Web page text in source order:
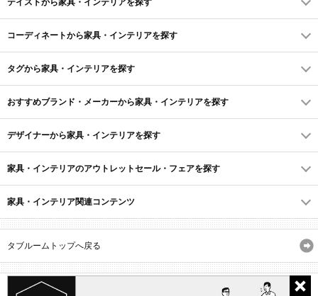
テイストから家具・インテリアを探す
コーディネートから家具・インテリアを探す
タグから家具・インテリアを探す
おすすめブランド・メーカーから家具・インテリアを探す
デザイナーから家具・インテリアを探す
家具・インテリアのアウトレットセール・フェアを探す
家具・インテリア関連コンテンツ
タブルームトップへ戻る
サイトマップ プライバシーポリシー